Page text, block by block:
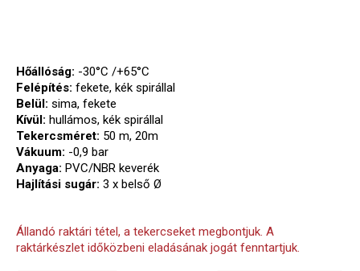
Hőállóság: -30°C /+65°C
Felépítés: fekete, kék spirállal
Belül: sima, fekete
Kívül: hullámos, kék spirállal
Tekercsméret: 50 m, 20m
Vákuum: -0,9 bar
Anyaga: PVC/NBR keverék
Hajlítási sugár: 3 x belső Ø
Állandó raktári tétel, a tekercseket megbontjuk. A
raktárkészlet időközbeni eladásának jogát fenntartjuk.